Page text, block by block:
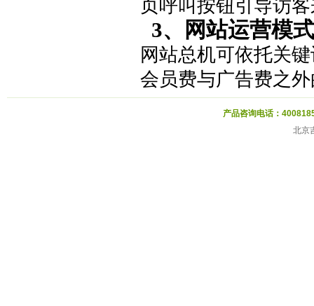
页呼叫按钮引导访
3、网站运营模
网站总机可依托关
会员费与广告费之
产品咨询电话：
北京